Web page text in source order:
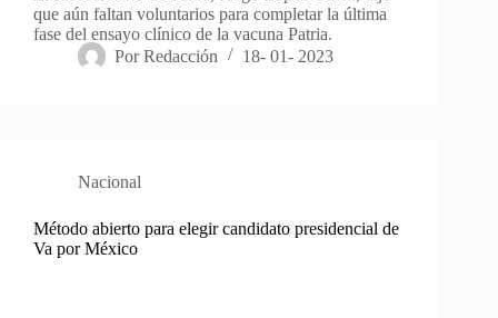
que aún faltan voluntarios para completar la última
fase del ensayo clínico de la vacuna Patria.
Por Redacción 18- 01- 2023
Nacional
Método abierto para elegir candidato presidencial de
Va por México